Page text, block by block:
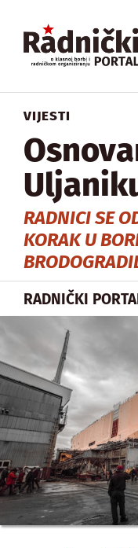
VIJESTI
RADNICI SE
KORAK U
RADNIČKI